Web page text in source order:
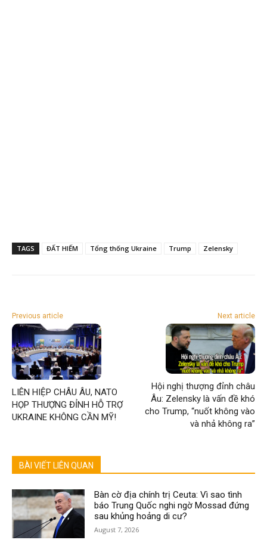
TAGS ĐẤT HIẾM Tổng thống Ukraine Trump Zelensky
Previous article
LIÊN HIỆP CHÂU ÂU, NATO
HỌP THƯỢNG ĐỈNH HỖ TRỢ
UKRAINE KHÔNG CẦN MỸ!
Next article
Hội nghị thượng đỉnh châu
Âu: Zelensky là vấn đề khó
cho Trump, “nuốt không vào
và nhả không ra”
BÀI VIẾT LIÊN QUAN
Bàn cờ địa chính trị Ceuta: Vì sao tình
báo Trung Quốc nghi ngờ Mossad đứng
sau khủng hoảng di cư?
August 7, 2026